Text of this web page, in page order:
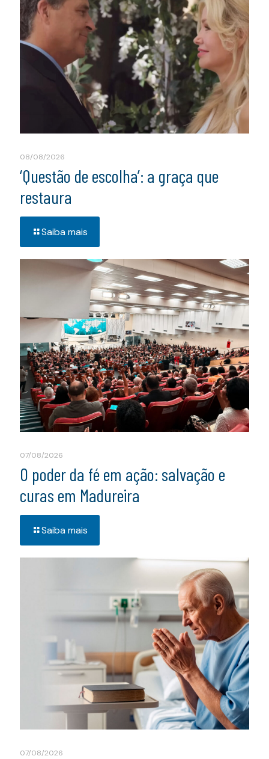
08/08/2026
‘Questão de escolha’: a graça que
restaura
Saiba mais
07/08/2026
O poder da fé em ação: salvação e
curas em Madureira
Saiba mais
07/08/2026